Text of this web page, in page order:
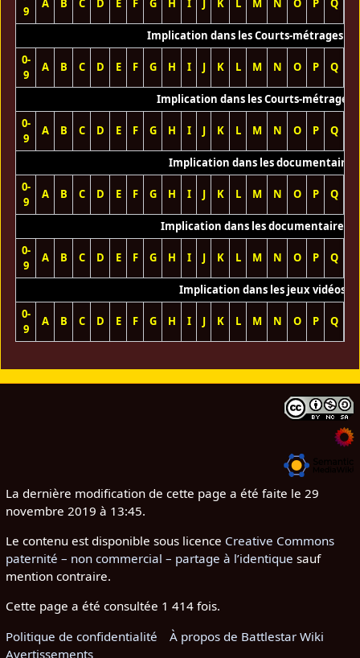
9
A B C D E F G H I J K L M N O P Q
Implication dans les Courts-métrages
0-
9
A B C D E F G H I J K L M N O P Q
Implication dans les Courts-métrages
0-
9
A B C D E F G H I J K L M N O P Q
Implication dans les documentaires
0-
9
A B C D E F G H I J K L M N O P Q
Implication dans les documentaires
0-
9
A B C D E F G H I J K L M N O P Q
Implication dans les jeux vidéos
0-
9
A B C D E F G H I J K L M N O P Q
La dernière modification de cette page a été faite le 29
novembre 2019 à 13:45.
Le contenu est disponible sous licence Creative Commons
paternité – non commercial – partage à l’identique sauf
mention contraire.
Cette page a été consultée 1 414 fois.
Politique de confidentialité
À propos de Battlestar Wiki
Avertissements